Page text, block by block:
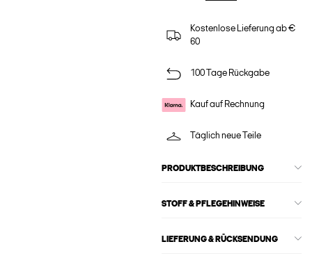
Kostenlose Lieferung ab €
60
100 Tage Rückgabe
Kauf auf Rechnung
Täglich neue Teile
PRODUKTBESCHREIBUNG
STOFF & PFLEGEHINWEISE
LIEFERUNG & RÜCKSENDUNG